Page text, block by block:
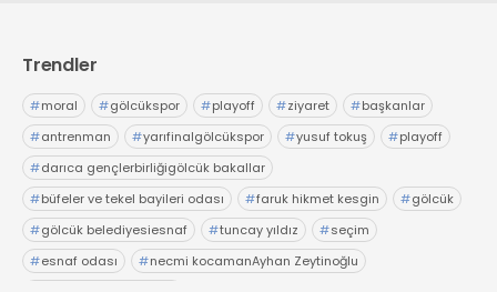
Trendler
#moral #gölcükspor #playoff #ziyaret #başkanlar
#antrenman #yarıfinalgölcükspor #yusuf tokuş #playoff
#darıca gençlerbirliğigölcük bakallar
#büfeler ve tekel bayileri odası #faruk hikmet kesgin #gölcük
#gölcük belediyesiesnaf #tuncay yıldız #seçim
#esnaf odası #necmi kocamanAyhan Zeytinoğlu